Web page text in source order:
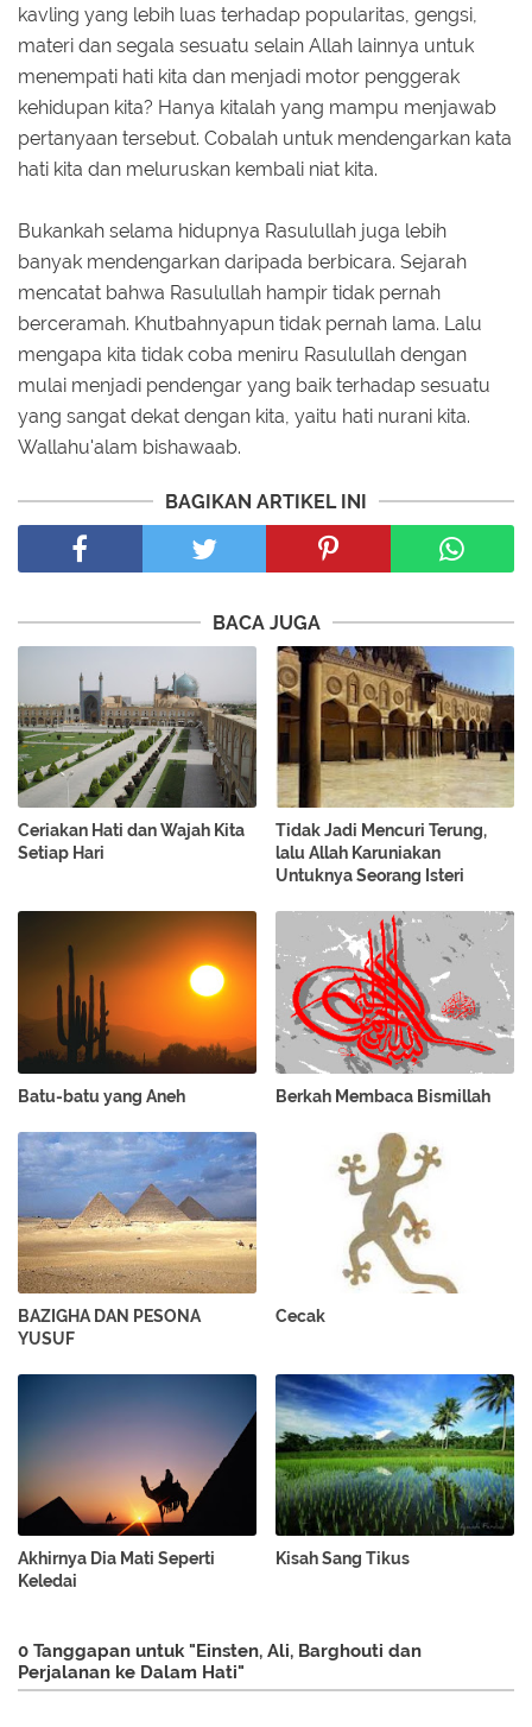
kavling yang lebih luas terhadap popularitas, gengsi,
materi dan segala sesuatu selain Allah lainnya untuk
menempati hati kita dan menjadi motor penggerak
kehidupan kita? Hanya kitalah yang mampu menjawab
pertanyaan tersebut. Cobalah untuk mendengarkan kata
hati kita dan meluruskan kembali niat kita.
Bukankah selama hidupnya Rasulullah juga lebih
banyak mendengarkan daripada berbicara. Sejarah
mencatat bahwa Rasulullah hampir tidak pernah
berceramah. Khutbahnyapun tidak pernah lama. Lalu
mengapa kita tidak coba meniru Rasulullah dengan
mulai menjadi pendengar yang baik terhadap sesuatu
yang sangat dekat dengan kita, yaitu hati nurani kita.
Wallahu'alam bishawaab.
BAGIKAN ARTIKEL INI
BACA JUGA
Ceriakan Hati dan Wajah Kita
Setiap Hari
Tidak Jadi Mencuri Terung,
lalu Allah Karuniakan
Untuknya Seorang Isteri
Batu-batu yang Aneh Berkah Membaca Bismillah
BAZIGHA DAN PESONA
YUSUF
Cecak
Akhirnya Dia Mati Seperti
Keledai
Kisah Sang Tikus
0 Tanggapan untuk "Einsten, Ali, Barghouti dan
Perjalanan ke Dalam Hati"